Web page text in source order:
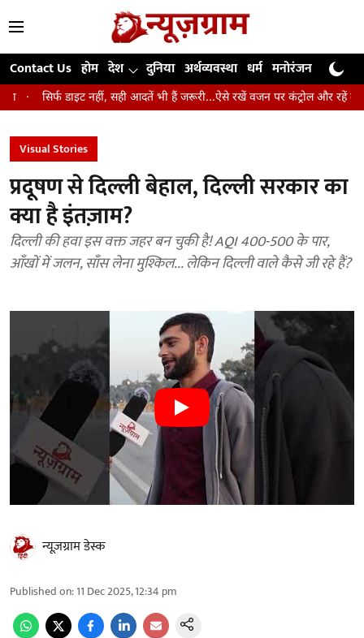
Contact Us होम देश दुनिया अर्थव्यवस्था धर्म मनोरंजन खेल
सही आदतें भी हैं जरूरी...ऐसे रखें वजन पर कंट्रोल और रहें लंबे समय तक स्वस्थ
Visual Stories
प्रदूषण से दिल्ली बेहाल, दिल्ली सरकार का
क्या है इंतज़ाम?
दिल्ली की हवा इस वक्त जहर बन चुकी है! AQI 400-500 के पार,
आँखों में जलन, साँस लेना मुश्किल... लेकिन दिल्ली वाले कैसे जी रहे हैं?
न्यूज़ग्राम डेस्क
Published on:11 Dec 2025, 12:34 pm